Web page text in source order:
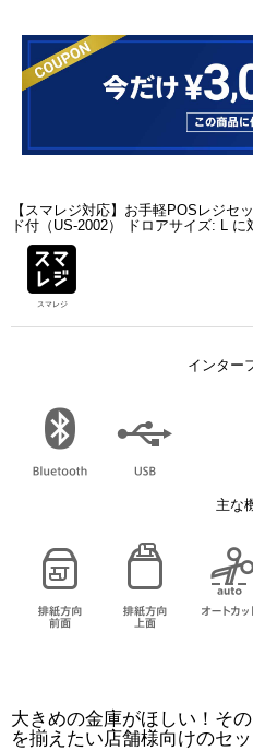
【スマレジ対応】お手軽POSレジセ
ド付（US-2002） ドロアサイズ: L に
スマレジ
インター
主な
大きめの金庫がほしい！そ
を揃えたい店舗様向けのセ